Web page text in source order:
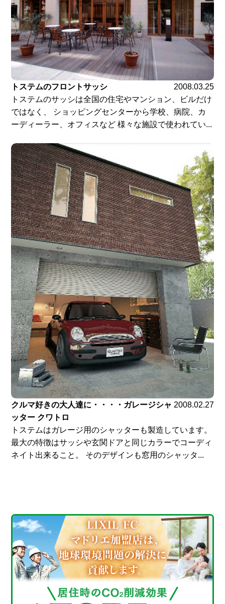
トステムのフロントサッシ
2008.03.25
トステムのサッシは全国の住宅やマンション、ビルだけ
ではなく、 ショッピングセンターから学校、病院、カ
ーディーラー、オフィスなど 様々な施設で使われてい...
クルマ好きの大人達に・・・・ガレージシャ
ッター クワトロ
2008.02.27
トステムはガレージ用のシャッターも製造しています。
最大の特徴はサッシや玄関ドアと同じカラーでコーディ
ネイト出来ること。 そのデザインも窓用のシャッタ...